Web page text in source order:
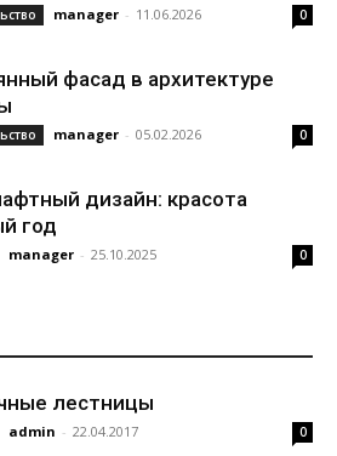
manager - 11.06.2026 0
фасад в архитектуре
manager - 05.02.2026 0
дизайн: красота
год
manager - 25.10.2025 0
лестницы
admin - 22.04.2017 0